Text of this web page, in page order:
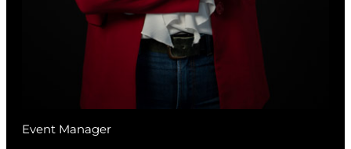
Event Manager